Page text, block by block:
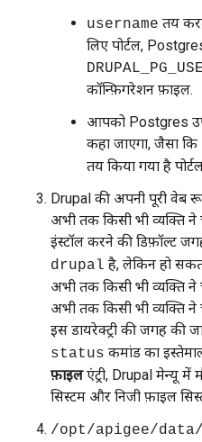
username तय
लिए पोर्टल,
कॉन्फ़िगरेशन फ़ाइल.
आपको Postgres
कहा जाएगा, जैसा कि
तय किया गया है
Drupal की अपनी पूरी वेब
अभी तक किसी भी व्यक्ति
इंस्टॉल करने की डिफ़ॉल्ट
drupal है, लेकिन हो
अभी तक किसी भी व्यक्ति
अभी तक किसी भी व्यक्ति
इस डायरेक्ट्री की जगह की
status कमांड का
फ़ाइलएंट्री, Drupal मेन्यू में
सिस्टम और निजी फ़ाइल
/opt/apigee/